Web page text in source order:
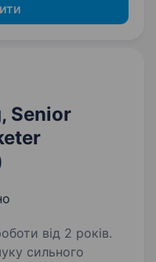
Senior
від 2 років.
сильного